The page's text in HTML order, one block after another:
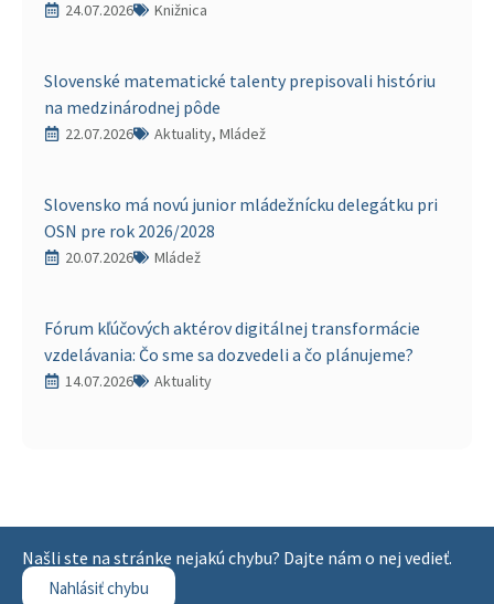
24.07.2026 Knižnica
Slovenské matematické talenty prepisovali históriu
na medzinárodnej pôde
22.07.2026 Aktuality, Mládež
Slovensko má novú junior mládežnícku delegátku pri
OSN pre rok 2026/2028
20.07.2026 Mládež
Fórum kľúčových aktérov digitálnej transformácie
vzdelávania: Čo sme sa dozvedeli a čo plánujeme?
14.07.2026 Aktuality
Našli ste na stránke nejakú chybu? Dajte nám o nej vedieť.
Nahlásiť chybu